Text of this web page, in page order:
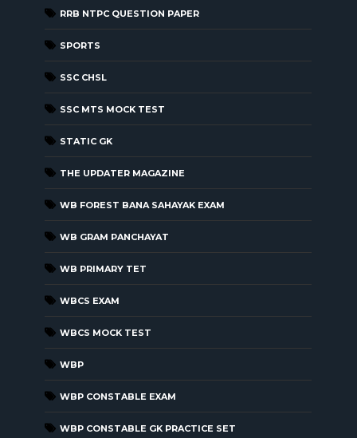
RRB NTPC QUESTION PAPER
SPORTS
SSC CHSL
SSC MTS MOCK TEST
STATIC GK
THE UPDATER MAGAZINE
WB FOREST BANA SAHAYAK EXAM
WB GRAM PANCHAYAT
WB PRIMARY TET
WBCS EXAM
WBCS MOCK TEST
WBP
WBP CONSTABLE EXAM
WBP CONSTABLE GK PRACTICE SET